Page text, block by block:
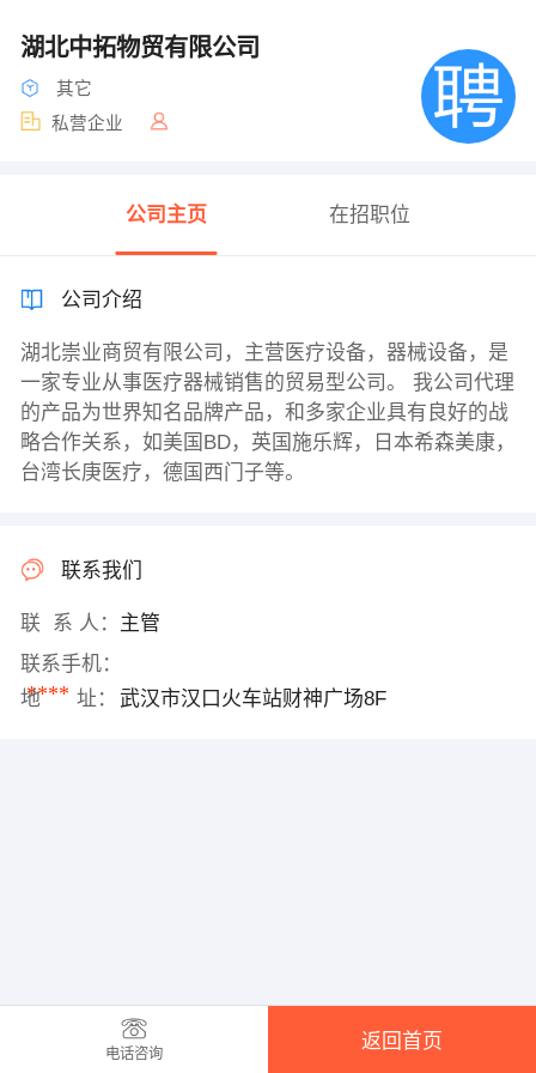
湖北中拓物贸有限公司
其它
私营企业
公司主页 在招职位
公司介绍
湖北崇业商贸有限公司，主营医疗设备，器械设备，是
一家专业从事医疗器械销售的贸易型公司。 我公司代理
的产品为世界知名品牌产品，和多家企业具有良好的战
略合作关系，如美国BD，英国施乐辉，日本希森美康，
台湾长庚医疗，德国西门子等。
联系我们
联 系 人： 主管
联系手机：
****
地 址： 武汉市汉口火车站财神广场8F
电话咨询
返回首页